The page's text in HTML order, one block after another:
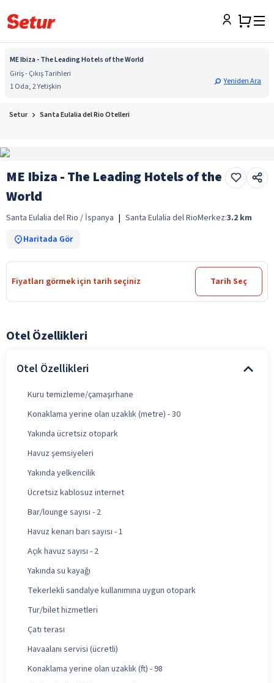
ME Ibiza - The Leading Hotels of the World
Giriş - Çıkış Tarihleri
1 Oda, 2 Yetişkin
Yeniden Ara
Setur Santa Eulalia del Rio Otelleri
ME Ibiza - The Leading Hotels of the
World
Santa Eulalia del Rio / İspanya | Santa Eulalia del RioMerkez:3.2 km
Haritada Gör
Fiyatları görmek için tarih seçiniz Tarih Seç
Otel Özellikleri
Otel Özellikleri
Kuru temizleme/çamaşırhane
Konaklama yerine olan uzaklık (metre) - 30
Yakında ücretsiz otopark
Havuz şemsiyeleri
Yakında yelkencilik
Ücretsiz kablosuz internet
Bar/lounge sayısı - 2
Havuz kenarı barı sayısı - 1
Açık havuz sayısı - 2
Yakında su kayağı
Tekerlekli sandalye kullanımına uygun otopark
Tur/bilet hizmetleri
Çatı terası
Havaalanı servisi (ücretli)
Konaklama yerine olan uzaklık (ft) - 98